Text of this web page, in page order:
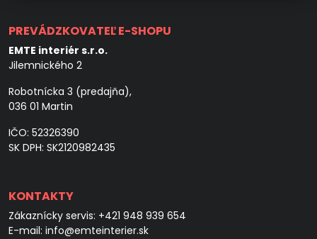
PREVÁDZKOVATEĽ E-SHOPU
EMTE interiér s.r.o.
Jilemnického 2
Robotnícka 3 (predajňa),
036 01 Martin
IČO: 52326390
SK DPH: SK2120982435
KONTAKTY
Zákaznícky servis: +421 948 939 654
E-mail: info@emteinterier.sk